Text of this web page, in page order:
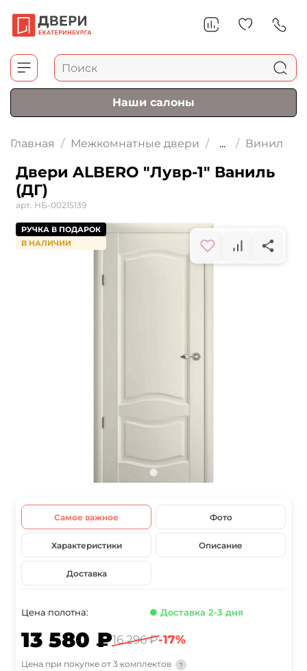
Наши салоны
Главная Межкомнатные двери ... Винил
Двери ALBERO "Лувр-1" Ваниль
(ДГ)
арт. НБ-00215139
РУЧКА В ПОДАРОК
В НАЛИЧИИ
Самое важное Фото
Характеристики Описание
Доставка
Цена полотна: ● Доставка 2-3 дня
13 580 ₽16 296 ₽-17%
Цена при покупке от 3 комплектов ?